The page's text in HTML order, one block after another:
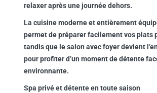
relaxer après une journée dehors.
La cuisine moderne et entièrement
permet de préparer facilement vos plats
tandis que le salon avec foyer devient
pour profiter d’un moment de détente
environnante.
Spa privé et détente en toute saison